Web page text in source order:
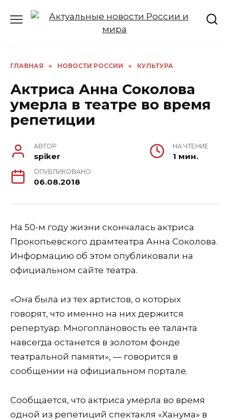
ГЛАВНАЯ » НОВОСТИ РОССИИ » КУЛЬТУРА
Актриса Анна Соколова
умерла в театре во время
репетиции
АВТОР
spiker
НА ЧТЕНИЕ
1 мин.
ОПУБЛИКОВАНО
06.08.2018
На 50-м году жизни скончалась актриса
Прокопьевского драмтеатра Анна Соколова.
Информацию об этом опубликовали на
официальном сайте театра.
«Она была из тех артистов, о которых
говорят, что именно на них держится
репертуар. Многоплановость её таланта
навсегда останется в золотом фонде
театральной памяти», — говорится в
сообщении на официальном портале.
Сообщается, что актриса умерла во время
одной из репетиций спектакля «Ханума» в